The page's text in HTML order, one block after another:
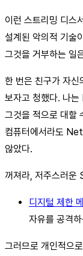
이런 스트리밍 디스
설계된 악의적 기술
그것을 거부하는 일
한 번은 친구가 자
보자고 청했다. 나
그것을 적으로 대할
컴퓨터에서라도
않았다.
꺼져라, 저주스러
디지털 제한
자유를 공격
그러므로 개인적으